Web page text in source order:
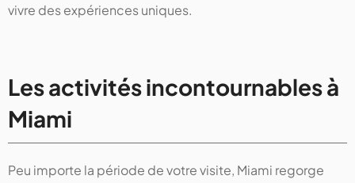
vivre des expériences uniques.
Les activités incontournables à
Miami
Peu importe la période de votre visite, Miami regorge